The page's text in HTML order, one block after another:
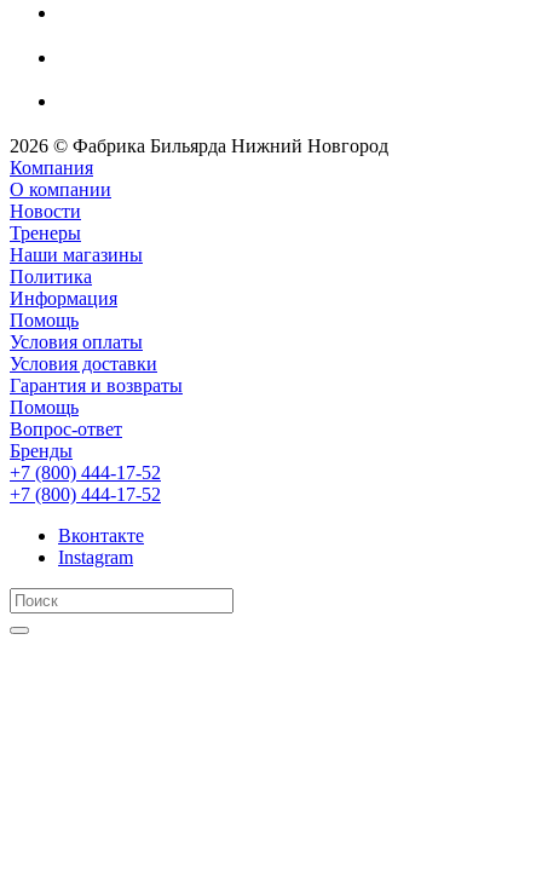
2026 © Фабрика Бильярда Нижний Новгород
Компания
О компании
Новости
Тренеры
Наши магазины
Политика
Информация
Помощь
Условия оплаты
Условия доставки
Гарантия и возвраты
Помощь
Вопрос-ответ
Бренды
+7 (800) 444-17-52
+7 (800) 444-17-52
Вконтакте
Instagram